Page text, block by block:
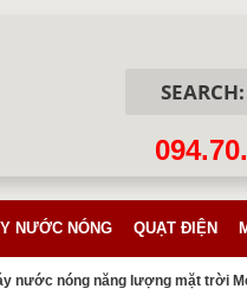
SEARCH:
NƯỚC NÓNG QUẠT ĐIỆN
nước nóng năng lượng mặt trời